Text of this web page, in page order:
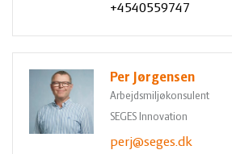
+4540559747
Per Jørgensen
Arbejdsmiljøkonsulent
SEGES Innovation
perj@seges.dk